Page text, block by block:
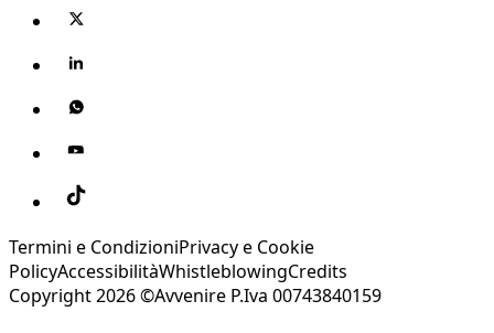
Termini e CondizioniPrivacy e Cookie
PolicyAccessibilitàWhistleblowingCredits
Copyright 2026 ©Avvenire P.Iva 00743840159